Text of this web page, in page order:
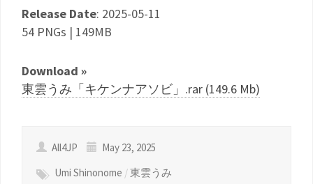
Release Date: 2025-05-11
54 PNGs | 149MB
Download »
東雲うみ「キケンナアソビ」.rar (149.6 Mb)
All4JP
May 23, 2025
Umi Shinonome /東雲うみ